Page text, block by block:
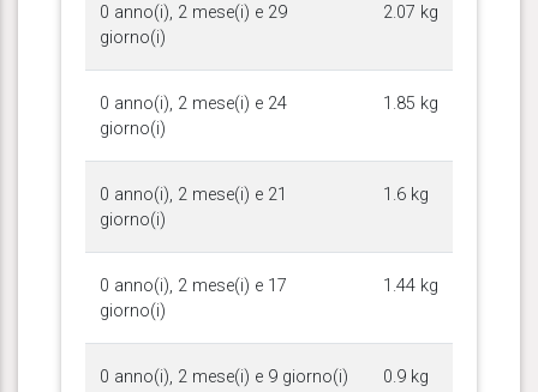
0 anno(i), 2 mese(i) e 29
giorno(i)
2.07 kg
0 anno(i), 2 mese(i) e 24
giorno(i)
1.85 kg
0 anno(i), 2 mese(i) e 21
giorno(i)
1.6 kg
0 anno(i), 2 mese(i) e 17
giorno(i)
1.44 kg
0 anno(i), 2 mese(i) e 9 giorno(i) 0.9 kg